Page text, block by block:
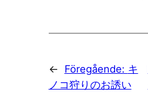
← Föregående: キ
ノコ狩りのお誘い